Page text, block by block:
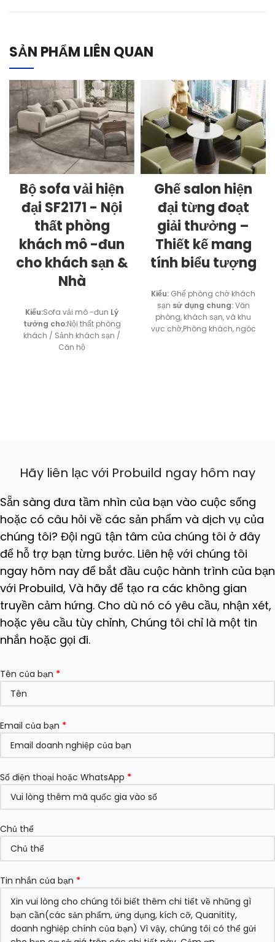
SẢN PHẨM LIÊN QUAN
Bộ sofa vải hiện
đại SF2171 - Nội
thất phòng
khách mô -đun
cho khách sạn &
Nhà
Kiểu:Sofa vải mô -đun Lý
tưởng cho:Nội thất phòng
khách / Sảnh khách sạn /
Căn hộ
Ghế salon hiện
đại từng đoạt
giải thưởng –
Thiết kế mang
tính biểu tượng
Kiểu: Ghế phòng chờ khách
sạn sử dụng chung:Văn
phòng, khách sạn, và khu
vực chờ,Phòng khách, ngóc
Hãy liên lạc với Probuild ngay hôm nay
Sẵn sàng đưa tầm nhìn của bạn vào cuộc sống
hoặc có câu hỏi về các sản phẩm và dịch vụ của
chúng tôi? Đội ngũ tận tâm của chúng tôi ở đây
để hỗ trợ bạn từng bước. Liên hệ với chúng tôi
ngay hôm nay để bắt đầu cuộc hành trình của bạn
với Probuild, Và hãy để tạo ra các không gian
truyền cảm hứng. Cho dù nó có yêu cầu, nhận xét,
hoặc yêu cầu tùy chỉnh, Chúng tôi chỉ là một tin
nhắn hoặc gọi đi.
Tên của bạn *
Email của bạn *
Số điện thoại hoặc WhatsApp *
Chủ thể
Tin nhắn của bạn *